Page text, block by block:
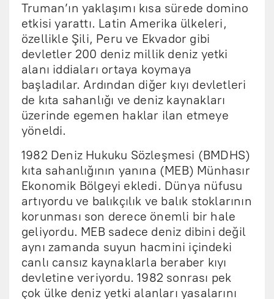
Truman’ın yaklaşımı kısa sürede domino
etkisi yarattı. Latin Amerika ülkeleri,
özellikle Şili, Peru ve Ekvador gibi
devletler 200 deniz millik deniz yetki
alanı iddiaları ortaya koymaya
başladılar. Ardından diğer kıyı devletleri
de kıta sahanlığı ve deniz kaynakları
üzerinde egemen haklar ilan etmeye
yöneldi.
1982 Deniz Hukuku Sözleşmesi (BMDHS)
kıta sahanlığının yanına (MEB) Münhasır
Ekonomik Bölgeyi ekledi. Dünya nüfusu
artıyordu ve balıkçılık ve balık stoklarının
korunması son derece önemli bir hale
geliyordu. MEB sadece deniz dibini değil
aynı zamanda suyun hacmini içindeki
canlı cansız kaynaklarla beraber kıyı
devletine veriyordu. 1982 sonrası pek
çok ülke deniz yetki alanları yasalarını